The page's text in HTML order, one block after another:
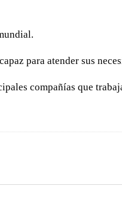
para atender sus
compañías que